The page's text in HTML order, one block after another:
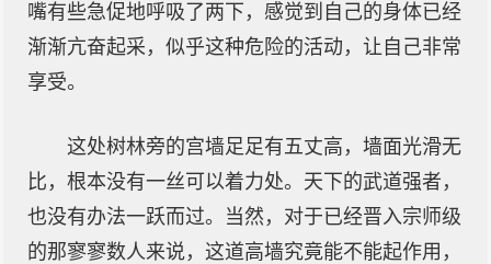
嘴有些急促地呼吸了两下，感觉到自己的身体已经
渐渐亢奋起采，似乎这种危险的活动，让自己非常
享受。
这处树林旁的宫墙足足有五丈高，墙面光滑无
比，根本没有一丝可以着力处。天下的武道强者，
也没有办法一跃而过。当然，对于已经晋入宗师级
的那寥寥数人来说，这道高墙究竟能不能起作用，